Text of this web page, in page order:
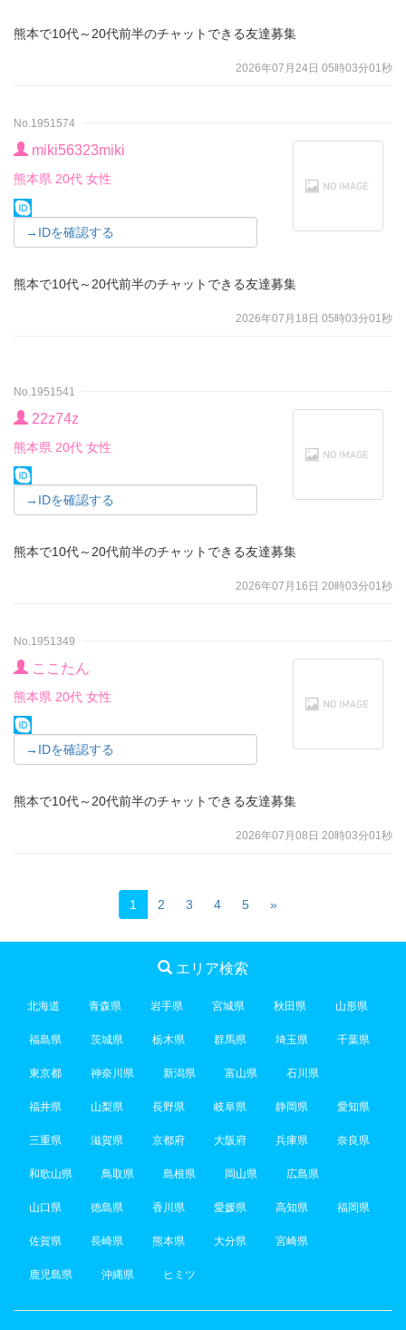
熊本で10代～20代前半のチャットできる友達募集
2026年07月24日 05時03分01秒
No.1951574
miki56323miki
熊本県 20代 女性
→IDを確認する
熊本で10代～20代前半のチャットできる友達募集
2026年07月18日 05時03分01秒
No.1951541
22z74z
熊本県 20代 女性
→IDを確認する
熊本で10代～20代前半のチャットできる友達募集
2026年07月16日 20時03分01秒
No.1951349
ここたん
熊本県 20代 女性
→IDを確認する
熊本で10代～20代前半のチャットできる友達募集
2026年07月08日 20時03分01秒
1 2 3 4 5 »
エリア検索
北海道 青森県 岩手県 宮城県 秋田県 山形県
福島県 茨城県 栃木県 群馬県 埼玉県 千葉県
東京都 神奈川県 新潟県 富山県 石川県
福井県 山梨県 長野県 岐阜県 静岡県 愛知県
三重県 滋賀県 京都府 大阪府 兵庫県 奈良県
和歌山県 鳥取県 島根県 岡山県 広島県
山口県 徳島県 香川県 愛媛県 高知県 福岡県
佐賀県 長崎県 熊本県 大分県 宮崎県
鹿児島県 沖縄県 ヒミツ